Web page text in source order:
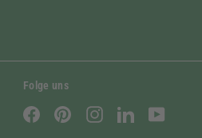
Folge uns
FacebookPinterestInstagramLinkedIn